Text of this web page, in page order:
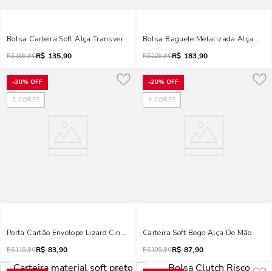
Bolsa Carteira Soft Alça Transversal Preta
R$169,90R$ 135,90
Bolsa Baguete Metalizada Alça
R$229,90R$ 183,90
-30% OFF
5 CORES
Porta Cartão Envelope Lizard Cinza Grafite
R$119,90R$ 83,90
-20% OFF
9 CORES
Carteira Soft Bege Alça De Mão
R$109,90R$ 87,90